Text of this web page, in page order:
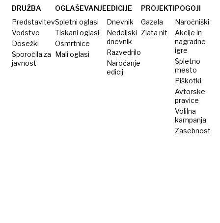
sejal
smrt,
priznal
pa 57
umorov
DRUŽBA
Predstavitev
Vodstvo
Dosežki
Sporočila za
javnost
OGLAŠEVANJE
Spletni oglasi
Tiskani oglasi
Osmrtnice
Mali oglasi
EDICIJE
Dnevnik
Nedeljski
dnevnik
Razvedrilo
Naročanje
edicij
PROJEKTI
Gazela
Zlata nit
POGOJI
Naročniški
Akcije in
nagradne
igre
Spletno
mesto
Piškotki
Avtorske
pravice
Volilna
kampanja
Zasebnost